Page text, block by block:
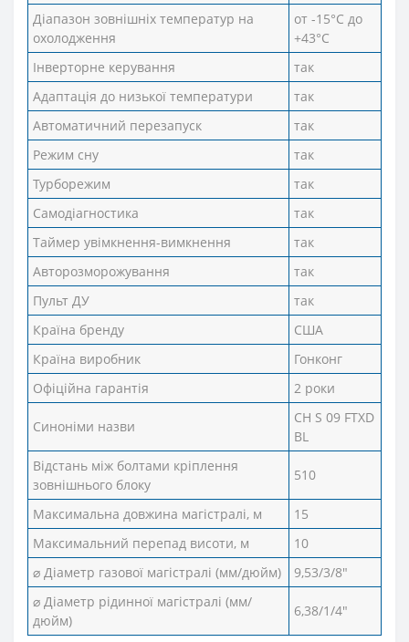
Діапазон зовнішніх температур на
охолодження
от -15°С до
+43°С
Інверторне керування
так
Адаптація до низької температури
так
Автоматичний перезапуск
так
Режим сну
так
Турборежим
так
Самодіагностика
так
Таймер увімкнення-вимкнення
так
Авторозморожування
так
Пульт ДУ
так
Країна бренду
США
Країна виробник
Гонконг
Офіційна гарантія
2 роки
Синоніми назви
CH S 09 FTXD
BL
Відстань між болтами кріплення
зовнішнього блоку
510
Максимальна довжина магістралі, м
15
Максимальний перепад висоти, м
10
⌀ Діаметр газової магістралі (мм/дюйм)
9,53/3/8"
⌀ Діаметр рідинної магістралі (мм/
дюйм)
6,38/1/4"